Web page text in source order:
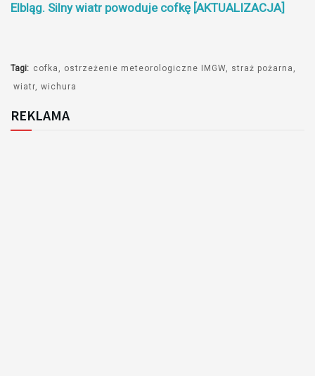
Elbląg. Silny wiatr powoduje cofkę [AKTUALIZACJA]
Tagi: cofka ostrzeżenie meteorologiczne IMGW
straż pożarna
wiatr wichura
REKLAMA